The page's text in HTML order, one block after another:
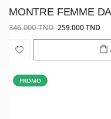
MONTRE FEMME
346.000 TND 259.000 TND
PROMO